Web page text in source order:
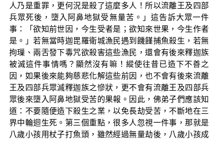
人乃是重罪，更何況是殺了這麼多人！所以流離王及四部
兵眾死後，墮入阿鼻地獄受無量苦。」這告訴大眾一件
事：「欲知前世因，今生受者是；欲知來世果，今生作者
是。」若無當時迦毘羅衛城漁民遇到饑饉捕魚殺生，若無
拘璅、兩舌發下毒咒欲殺害這些漁民，還會有後來釋迦族
被滅這件事情嗎？顯然沒有嘛！縱使往昔已造下不善之
因，如果後來能夠慈悲化解這些前因，也不會有後來流離
王及四部兵眾滅釋迦族之慘狀，更不會有流離王及四部兵
眾後來墮入阿鼻地獄受苦的果報。因此，佛弟子們應該知
道：不要隨便造下殺生之業，以免長劫受苦，不斷地在三
界中輪迴生死。第三個重點，很多人忽視一件事，那就是
八歲小孩用杖子打魚頭，雖然經過無量劫後，八歲小孩成